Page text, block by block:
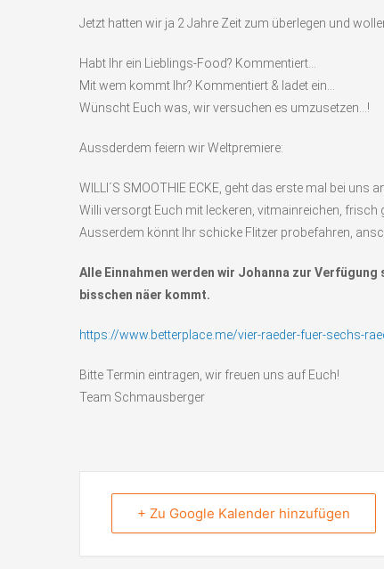
Jetzt hatten wir ja 2 Jahre Zeit zum überlegen und
Habt Ihr ein Lieblings-Food? Kommentiert…
Mit wem kommt Ihr? Kommentiert & ladet ein…
Wünscht Euch was, wir versuchen es umzusetzen…!
Aussderdem feiern wir Weltpremiere:
WILLI´S SMOOTHIE ECKE, geht das erste mal bei uns
Willi versorgt Euch mit leckeren, vitmainreichen, frisch
Ausserdem könnt Ihr schicke Flitzer probefahren,
Alle Einnahmen werden wir Johanna zur
bisschen näer kommt.
https://www.betterplace.me/vier-raeder-fuer-sechs-
Bitte Termin eintragen, wir freuen uns auf Euch!
Team Schmausberger
+ Zu Google Kalender hinzufügen